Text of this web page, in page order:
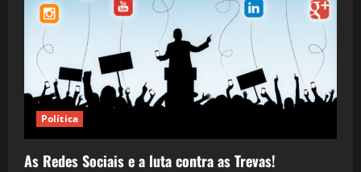
Política
As Redes Sociais e a luta contra as Trevas!